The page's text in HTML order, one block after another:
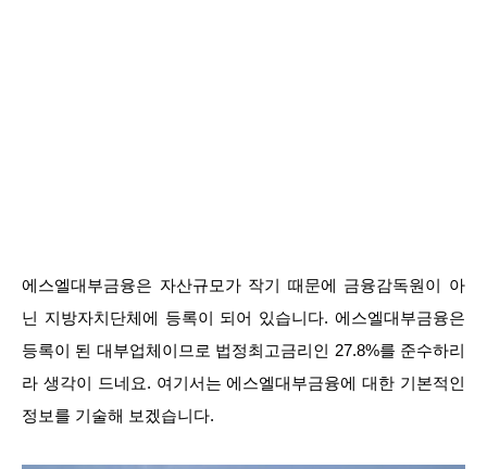
에스엘대부금융은 자산규모가 작기 때문에 금융감독원이 아
닌 지방자치단체에 등록이 되어 있습니다. 에스엘대부금융은
등록이 된 대부업체이므로 법정최고금리인 27.8%를 준수하리
라 생각이 드네요. 여기서는 에스엘대부금융에 대한 기본적인
정보를 기술해 보겠습니다.